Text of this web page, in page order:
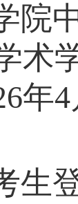
院
术
6年4
生